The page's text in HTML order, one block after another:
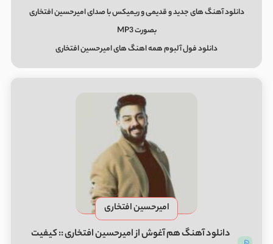
دانلود آهنگ های جدید و قدیمی و ریمیکس با صدای امیرحسین افتخاری
بصورت MP3
دانلود فول آلبوم همه اهنگ های امیرحسین افتخاری
امیرحسین افتخاری
دانلود آهنگ هم آغوش از امیرحسین افتخاری :: کیفیت